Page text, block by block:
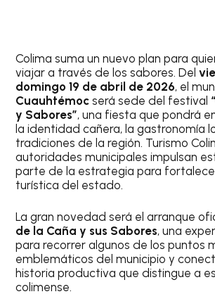
Colima suma un nuevo plan para
viajar a través de los sabores. Del
domingo 19 de abril de 2026, el
Cuauhtémoc será sede del festival
y Sabores”, una fiesta que pondrá
la identidad cañera, la gastronomía
tradiciones de la región. Turismo
autoridades municipales impulsan
parte de la estrategia para
turística del estado.
La gran novedad será el arranque
de la Caña y sus Sabores, una
para recorrer algunos de los puntos
emblemáticos del municipio y
historia productiva que distingue a
colimense.